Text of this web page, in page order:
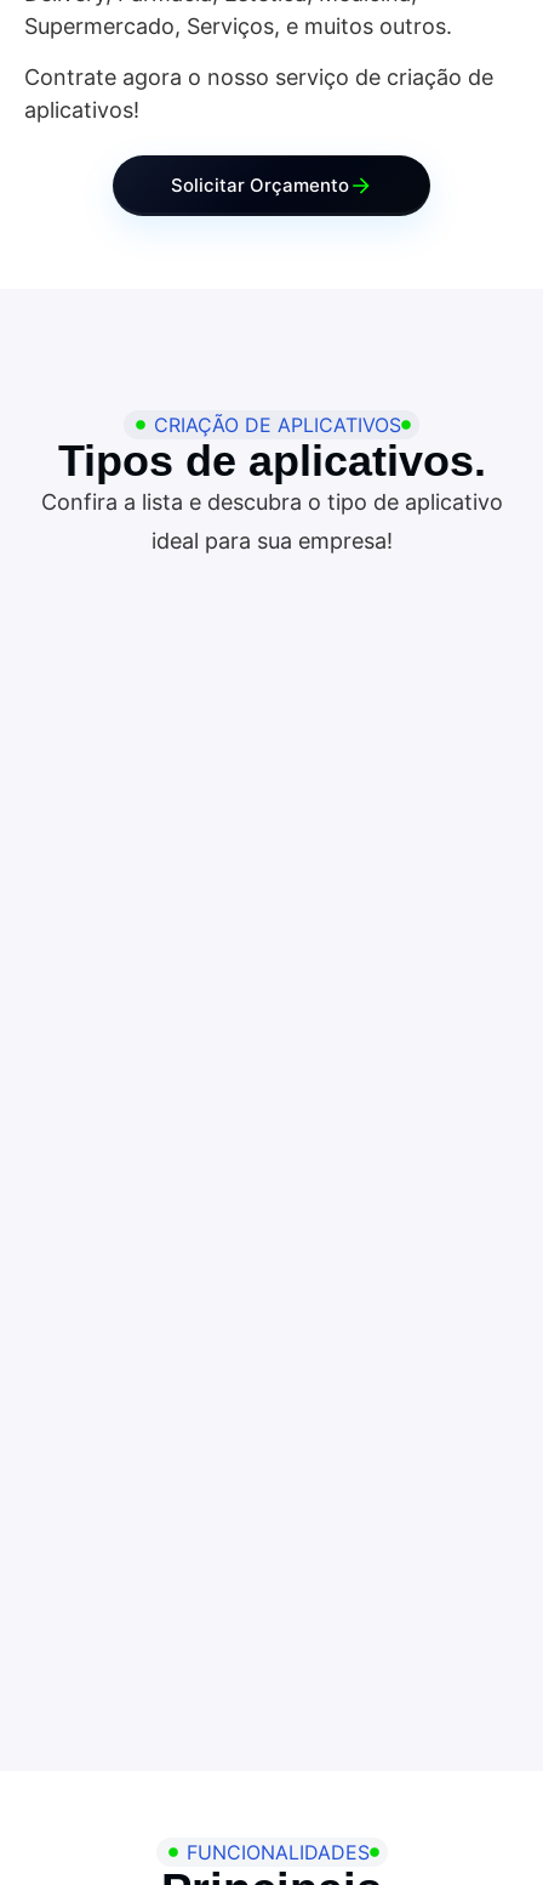
Supermercado, Serviços, e muitos outros.
Contrate agora o nosso serviço de criação de
aplicativos!
Solicitar Orçamento
CRIAÇÃO DE APLICATIVOS
Tipos de aplicativos.
Confira a lista e descubra o tipo de aplicativo
ideal para sua empresa!
FUNCIONALIDADES